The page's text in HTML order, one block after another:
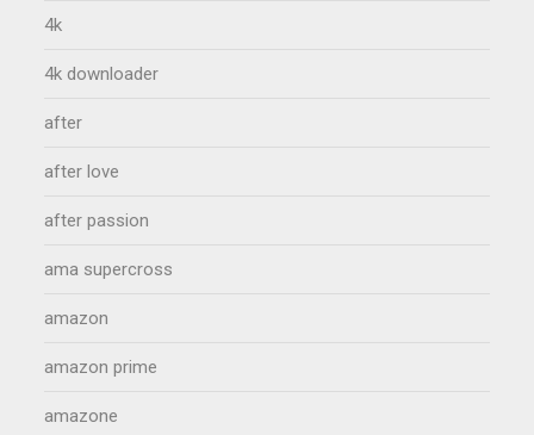
4k
4k downloader
after
after love
after passion
ama supercross
amazon
amazon prime
amazone